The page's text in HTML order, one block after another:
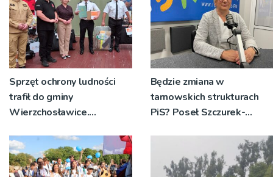
Sprzęt ochrony ludności
trafił do gminy
Wierzchosławice.
strażacy i przedstawiciele
wodociągów
Będzie zmiana w
tarnowskich strukturach
PiS? Poseł Szczurek-
pracy parlamentarzysty’